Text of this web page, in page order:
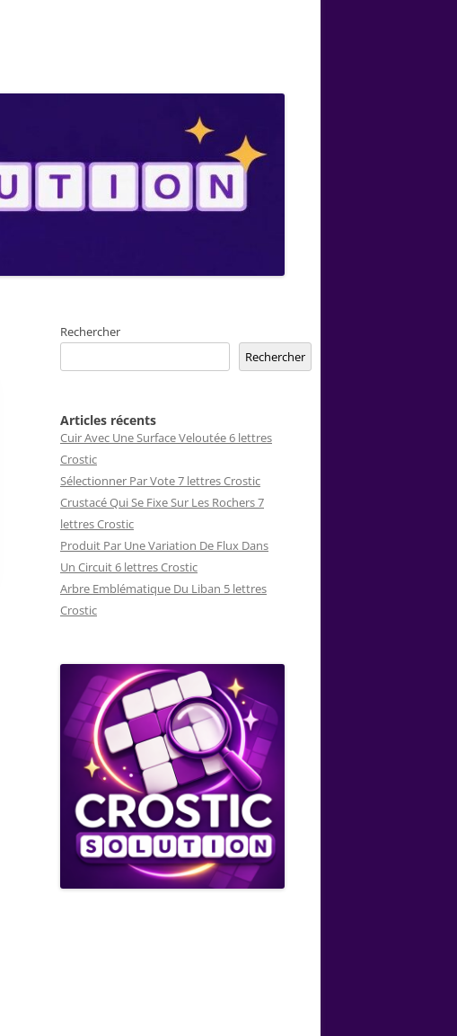
Rechercher
Rechercher
Articles récents
Cuir Avec Une Surface Veloutée 6 lettres
Crostic
Sélectionner Par Vote 7 lettres Crostic
Crustacé Qui Se Fixe Sur Les Rochers 7
lettres Crostic
Produit Par Une Variation De Flux Dans
Un Circuit 6 lettres Crostic
Arbre Emblématique Du Liban 5 lettres
Crostic